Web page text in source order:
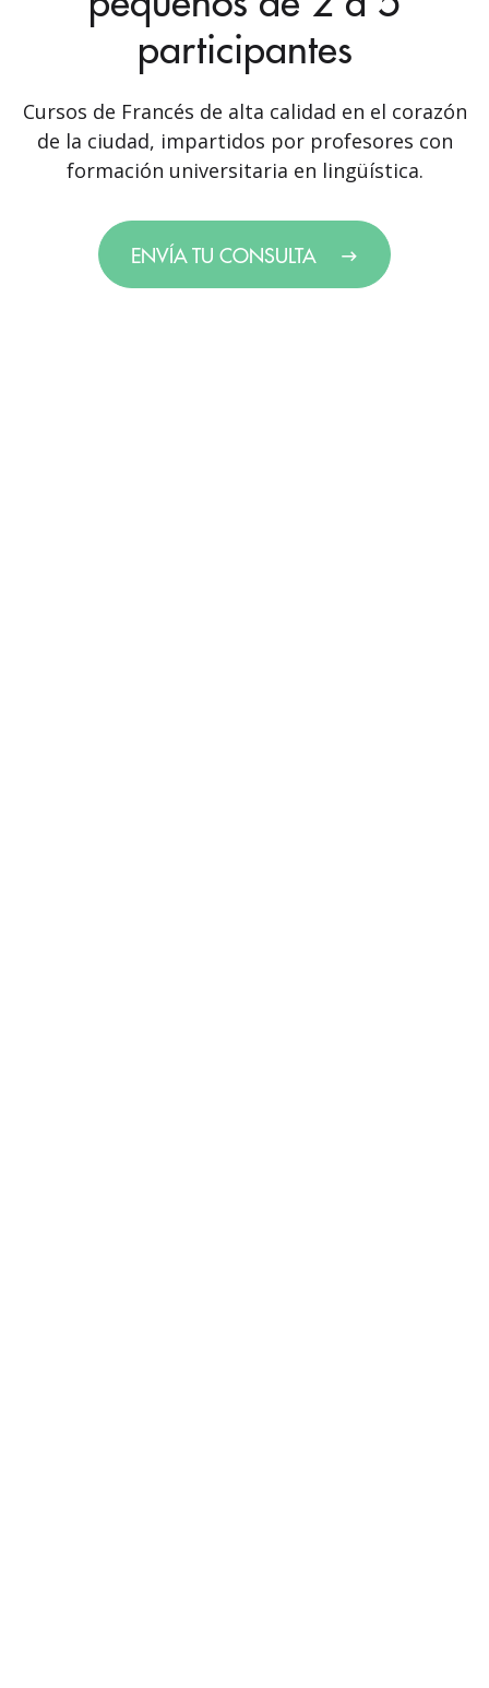
participantes
Cursos de Francés de alta calidad en el corazón
de la ciudad, impartidos por profesores con
formación universitaria en lingüística.
ENVÍA TU CONSULTA